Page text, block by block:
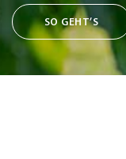
SO GEHT’S